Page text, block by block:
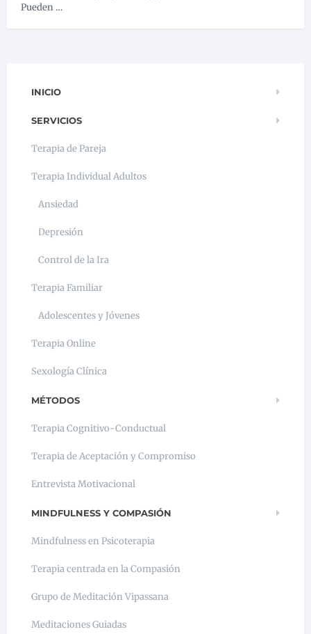
Pueden …
INICIO
SERVICIOS
Terapia de Pareja
Terapia Individual Adultos
Ansiedad
Depresión
Control de la Ira
Terapia Familiar
Adolescentes y Jóvenes
Terapia Online
Sexología Clínica
MÉTODOS
Terapia Cognitivo-Conductual
Terapia de Aceptación y Compromiso
Entrevista Motivacional
MINDFULNESS Y COMPASIÓN
Mindfulness en Psicoterapia
Terapia centrada en la Compasión
Grupo de Meditación Vipassana
Meditaciones Guiadas